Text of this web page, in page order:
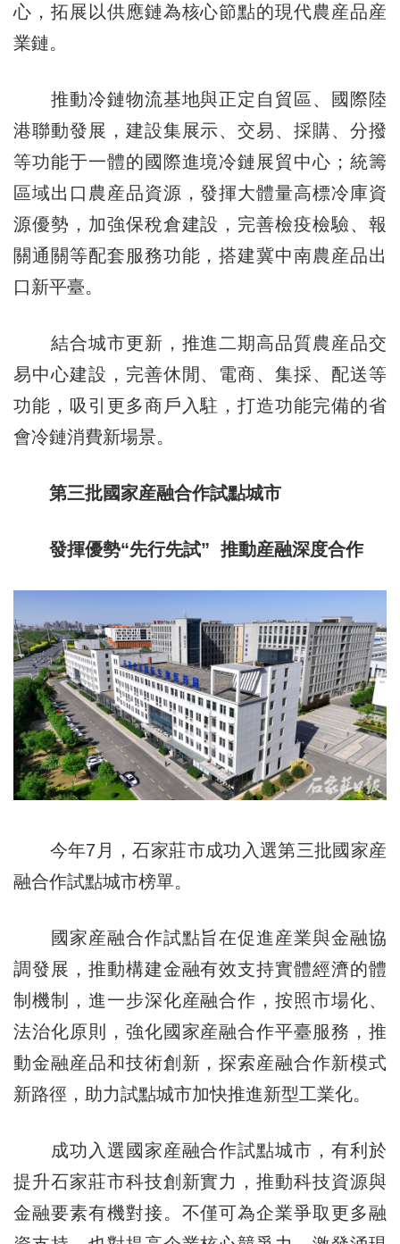
心，拓展以供應鏈為核心節點的現代農産品産
業鏈。
推動冷鏈物流基地與正定自貿區、國際陸
港聯動發展，建設集展示、交易、採購、分撥
等功能于一體的國際進境冷鏈展貿中心；統籌
區域出口農産品資源，發揮大體量高標冷庫資
源優勢，加強保稅倉建設，完善檢疫檢驗、報
關通關等配套服務功能，搭建冀中南農産品出
口新平臺。
結合城市更新，推進二期高品質農産品交
易中心建設，完善休閒、電商、集採、配送等
功能，吸引更多商戶入駐，打造功能完備的省
會冷鏈消費新場景。
第三批國家産融合作試點城市
發揮優勢“先行先試” 推動産融深度合作
今年7月，石家莊市成功入選第三批國家産
融合作試點城市榜單。
國家産融合作試點旨在促進産業與金融協
調發展，推動構建金融有效支持實體經濟的體
制機制，進一步深化産融合作，按照市場化、
法治化原則，強化國家産融合作平臺服務，推
動金融産品和技術創新，探索産融合作新模式
新路徑，助力試點城市加快推進新型工業化。
成功入選國家産融合作試點城市，有利於
提升石家莊市科技創新實力，推動科技資源與
金融要素有機對接。不僅可為企業爭取更多融